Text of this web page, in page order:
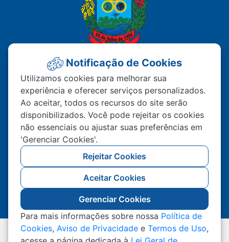
PREFEITURA MUNICIPAL DE
MATUPÁ
Av. Hermínio Ometto Nº 101 Bairro ZE - 022
CEP – 78.525-000 Matupá-MT
(66) 99222-2560
Atendimento De Segunda A Sexta 07h00 As
11h00 Ao Público, Interno 13h00 As 17h00
Todos os Direitos Reservados a Prefeitura Municipal
Notificação de Cookies
Utilizamos cookies para melhorar sua
experiência e oferecer serviços personalizados.
Ao aceitar, todos os recursos do site serão
disponibilizados. Você pode rejeitar os cookies
não essenciais ou ajustar suas preferências em
'Gerenciar Cookies'.
Rejeitar Cookies
Aceitar Cookies
Gerenciar Cookies
Para mais informações sobre nossa Política de
Cookies, Aviso de Privacidade e Termos de Uso,